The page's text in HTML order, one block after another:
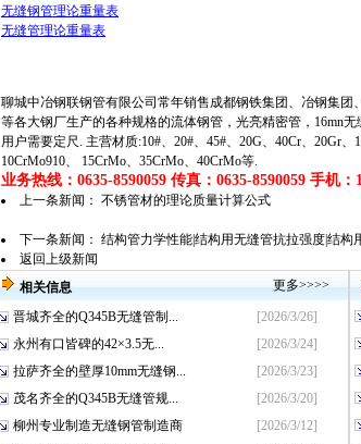
无缝钢管理论重量表
无缝管理论重量表
聊城中冶钢联钢管有限公司常年销售成都钢铁集团、冶钢集
等各大钢厂生产的各种规格的流体钢管 ， 光亮精密管 ， 16mn
用户需要定尺. 主营材质:10#、20#、45#、20G、40Cr、20Gr
10CrMo910、 15CrMo、35CrMo、40CrMo等.
业务热线：0635-8590059 传真：0635-8590059 手机：
上一条新闻： 不锈管材的理论质量计算公式
下一条新闻： 结构管力学性能|结构用无缝管抗拉强度|结构
返回上级新闻
相关信息 更多>>>>
晋城齐全的Q345B无缝管制...
[2026/3/26]
永州有口皆碑的42×3.5无...
[2026/3/24]
拉萨齐全的壁厚10mm无缝钢...
[2026/3/23]
茂名齐全的Q345B无缝管规...
[2026/3/20]
柳州专业制造无缝钢管制造商
[2026/3/12]